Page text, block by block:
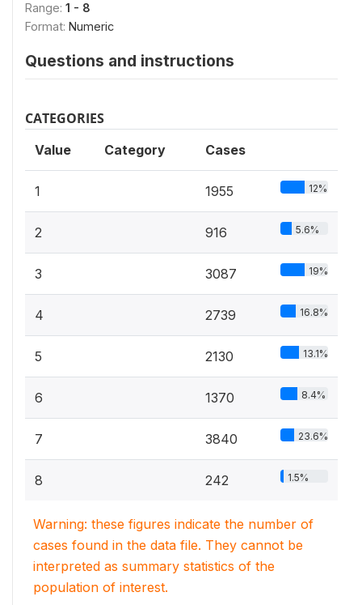
Range: 1 - 8
Format: Numeric
Questions and instructions
CATEGORIES
Value Category Cases
1 1955 12%
2 916 5.6%
3 3087 19%
4 2739 16.8%
5 2130 13.1%
6 1370 8.4%
7 3840 23.6%
8 242 1.5%
Warning: these figures indicate the number of
cases found in the data file. They cannot be
interpreted as summary statistics of the
population of interest.